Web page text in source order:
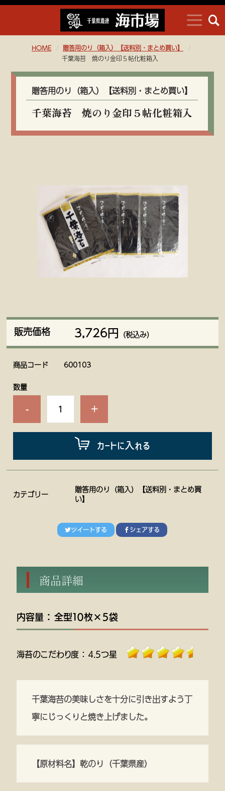
HOME
贈答用のり（箱入）【送料別・まとめ買い】
千葉海苔 焼のり金印５帖化粧箱入
贈答用のり（箱入）【送料別・まとめ買い】
千葉海苔 焼のり金印５帖化粧箱入
販売価格 3,726円 （税込み）
商品コード
600103
数量
- +
カートに入れる
カテゴリー
贈答用のり（箱入）【送料別・まとめ買
い】
ツイートする シェアする
商品詳細
内容量 ： 全型１０枚×５袋
海苔のこだわり度 ： 4.5つ星
千葉海苔の美味しさを十分に引き出すよう丁
寧にじっくりと焼き上げました。
【原材料名】乾のり（千葉県産）